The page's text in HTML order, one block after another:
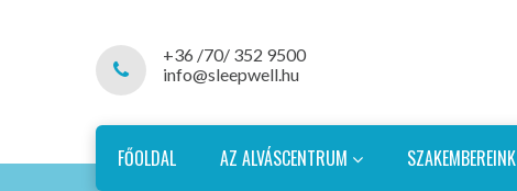
+36 /70/ 352 9500
info@sleepwell.hu
FŐOLDAL AZ ALVÁSCENTRUM SZAKEMBEREINK